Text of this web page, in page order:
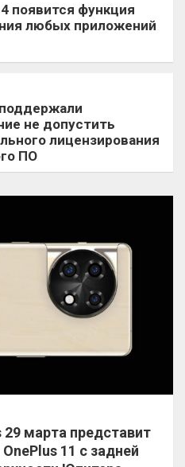
появится функция
любых приложений
не допустить
лицензирования
ПО
марта представит
11 с задней